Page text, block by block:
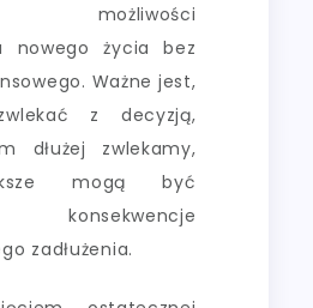
możliwości
nowego życia bez
Ważne jest,
z decyzją,
dłużej zwlekamy,
mogą być
konsekwencje
zadłużenia.